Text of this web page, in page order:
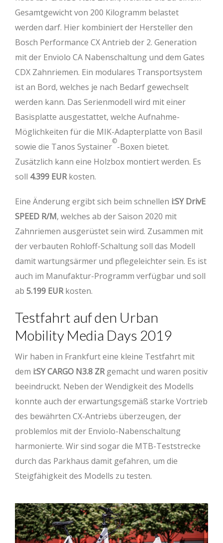
Gesamtgewicht von 200 Kilogramm belastet
werden darf. Hier kombiniert der Hersteller den
Bosch Performance CX Antrieb der 2. Generation
mit der Enviolo CA Nabenschaltung und dem Gates
CDX Zahnriemen. Ein modulares Transportsystem
ist an Bord, welches je nach Bedarf gewechselt
werden kann. Das Serienmodell wird mit einer
Basisplatte ausgestattet, welche Aufnahme-
Möglichkeiten für die MIK-Adapterplatte von Basil
sowie die Tanos Systainer©-Boxen bietet.
Zusätzlich kann eine Holzbox montiert werden. Es
soll 4.399 EURkosten.
Eine Änderung ergibt sich beim schnellen i:SY DrivE
SPEED R/M, welches ab der Saison 2020 mit
Zahnriemen ausgerüstet sein wird. Zusammen mit
der verbauten Rohloff-Schaltung soll das Modell
damit wartungsärmer und pflegeleichter sein. Es ist
auch im Manufaktur-Programm verfügbar und soll
ab 5.199 EURkosten.
Testfahrt auf den Urban
Mobility Media Days 2019
Wir haben in Frankfurt eine kleine Testfahrt mit
dem i:SY CARGO N3.8 ZRgemacht und waren positiv
beeindruckt. Neben der Wendigkeit des Modells
konnte auch der erwartungsgemäß starke Vortrieb
des bewährten CX-Antriebs überzeugen, der
problemlos mit der Enviolo-Nabenschaltung
harmonierte. Wir sind sogar die MTB-Teststrecke
durch das Parkhaus damit gefahren, um die
Steigfähigkeit des Modells zu testen.